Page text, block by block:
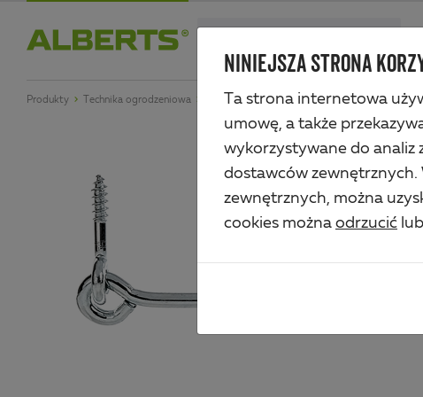
NINIEJSZA STRONA
Ta strona internetowa
umowę, a także
wykorzystywane do analiz
dostawców zewnętrznych.
zewnętrznych, można
cookies można odrzucić
content
Produkty Technika ogrodzeniowa Okucia do bram drewnianych Hak okienny